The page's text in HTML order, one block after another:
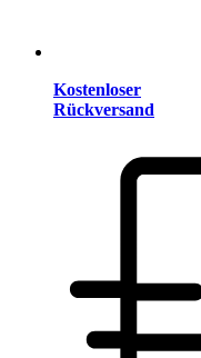
Kostenloser
Rückversand